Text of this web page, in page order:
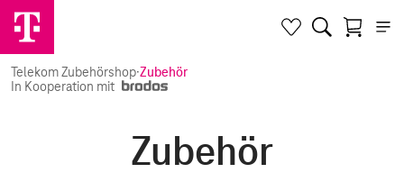
Telekom Zubehörshop·Zubehör
In Kooperation mit
Zubehör